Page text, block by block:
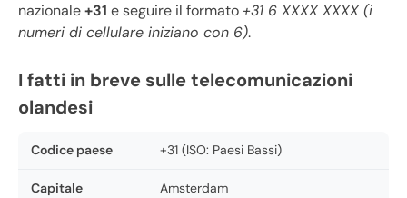
nazionale+31 e seguire il formato+31 6 XXXX XXXX (i
numeri di cellulare iniziano con 6).
I fatti in breve sulle telecomunicazioni
olandesi
Codice paese +31 (ISO: Paesi Bassi)
Capitale Amsterdam